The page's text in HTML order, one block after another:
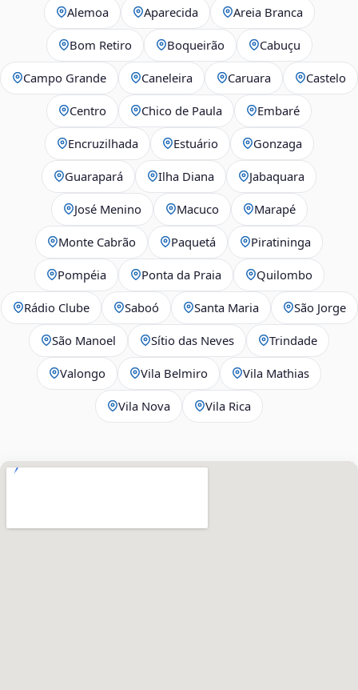
Alemoa Aparecida Areia Branca
Bom Retiro Boqueirão Cabuçu
Campo Grande Caneleira Caruara Castelo
Centro Chico de Paula Embaré
Encruzilhada Estuário Gonzaga
Guarapará Ilha Diana Jabaquara
José Menino Macuco Marapé
Monte Cabrão Paquetá Piratininga
Pompéia Ponta da Praia Quilombo
Rádio Clube Saboó Santa Maria São Jorge
São Manoel Sítio das Neves Trindade
Valongo Vila Belmiro Vila Mathias
Vila Nova Vila Rica